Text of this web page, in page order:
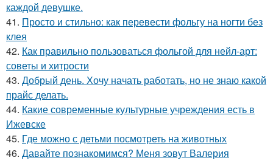
каждой девушке.
41. Просто и стильно: как перевести фольгу на ногти без
клея
42. Как правильно пользоваться фольгой для нейл-арт:
советы и хитрости
43. Добрый день. Хочу начать работать, но не знаю какой
прайс делать.
44. Какие современные культурные учреждения есть в
Ижевске
45. Где можно с детьми посмотреть на животных
46. Давайте познакомимся? Меня зовут Валерия